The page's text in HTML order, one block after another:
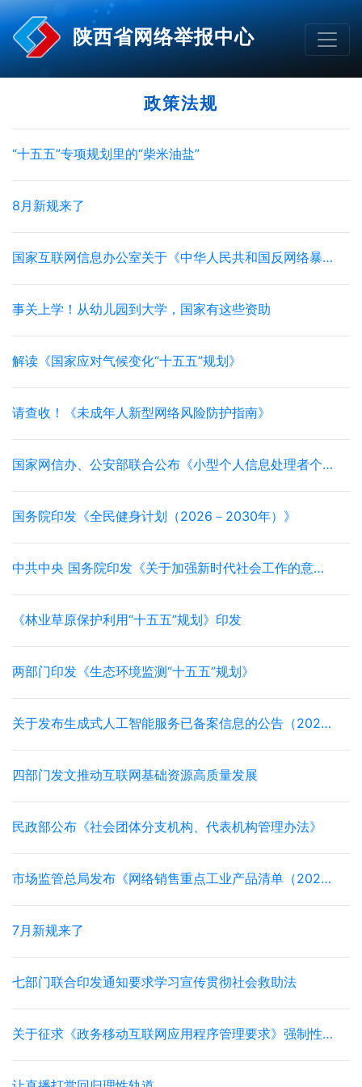
陕西省网络举报中心
政策法规
“十五五”专项规划里的“柴米油盐”
8月新规来了
国家互联网信息办公室关于《中华人民共和国反网络暴力法（征求意见稿）》公开征求意见的通知
事关上学！从幼儿园到大学，国家有这些资助
解读《国家应对气候变化“十五五”规划》
请查收！《未成年人新型网络风险防护指南》
国家网信办、公安部联合公布《小型个人信息处理者个人信息保护简化措施规定》
国务院印发《全民健身计划（2026－2030年）》
中共中央 国务院印发《关于加强新时代社会工作的意见》
《林业草原保护利用“十五五”规划》印发
两部门印发《生态环境监测“十五五”规划》
关于发布生成式人工智能服务已备案信息的公告（2026年5月至6月）
四部门发文推动互联网基础资源高质量发展
民政部公布《社会团体分支机构、代表机构管理办法》
市场监管总局发布《网络销售重点工业产品清单（2026年版）》
7月新规来了
七部门联合印发通知要求学习宣传贯彻社会救助法
关于征求《政务移动互联网应用程序管理要求》强制性国家标准（征求意见稿）意见的通知